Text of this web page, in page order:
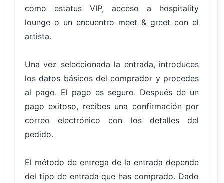
como estatus VIP, acceso a hospitality
lounge o un encuentro meet & greet con el
artista.
Una vez seleccionada la entrada, introduces
los datos básicos del comprador y procedes
al pago. El pago es seguro. Después de un
pago exitoso, recibes una confirmación por
correo electrónico con los detalles del
pedido.
El método de entrega de la entrada depende
del tipo de entrada que has comprado. Dado